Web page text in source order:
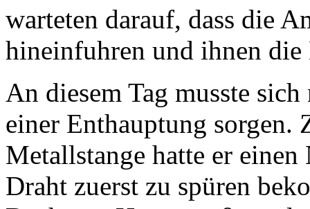
warteten darauf, dass die
hineinfuhren und ihnen
An diesem Tag musste
einer Enthauptung sorgen.
Metallstange hatte er
Draht zuerst zu spüren